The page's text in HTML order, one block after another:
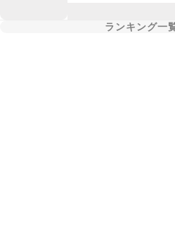
ランキング一